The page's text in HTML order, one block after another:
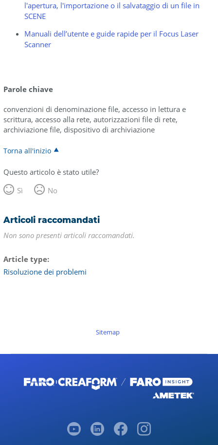
l'apertura, l'importazione o il salvataggio di un file in
SCENE
Manuali dell’utente e guide rapide per il Focus Laser
Scanner
Parole chiave
convenzioni di denominazione file, accesso in lettura e
scrittura, accesso alla rete, autorizzazioni file di rete,
archiviazione file, dispositivo di archiviazione
Torna all'inizio
Questo articolo è stato utile?
Sì
No
Articoli raccomandati
Non sono presenti articoli raccomandati.
Article type
Risoluzione dei problemi
Sitemap